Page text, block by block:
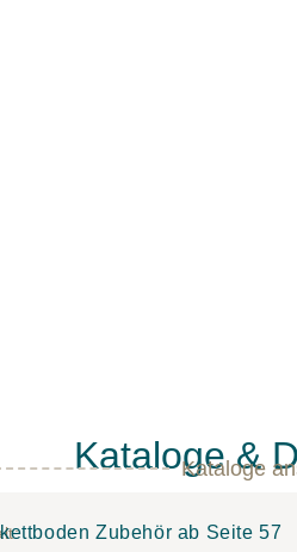
Kataloge &
Kataloge
Zubehör ab Seite 57